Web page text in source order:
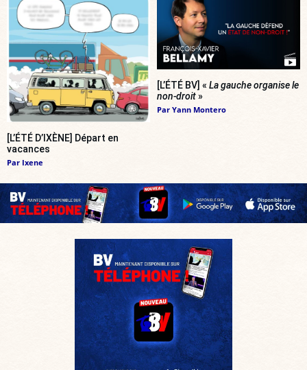
[L’ÉTÉ D’IXÈNE] Départ en
vacances
Par Ixene
[L’ÉTÉ BV] « La gauche organise le
non-droit»
Par Yann Montero